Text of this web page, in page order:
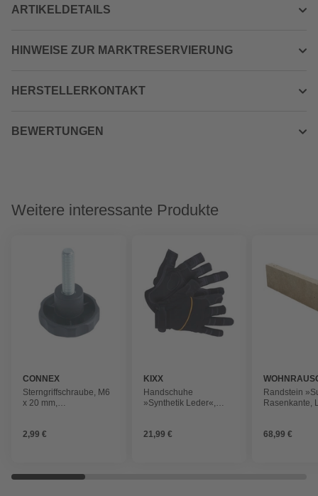
ARTIKELDETAILS
HINWEISE ZUR MARKTRESERVIERUNG
HERSTELLERKONTAKT
BEWERTUNGEN
Weitere interessante Produkte
CONNEX
Sterngriffschraube, M6
x 20 mm,
2,99 €
KIXX
Handschuhe
»Synthetik Leder«,
21,99 €
Randstein
Rasenkante,
68,99 €